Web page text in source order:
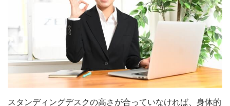
スタンディングデスクの高さが合っていなければ、身体的